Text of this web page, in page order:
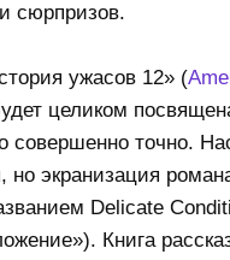
сюрпризов.
ужасов 12» (
целиком
совершенно точно.
но экранизация
Delicate
Книга